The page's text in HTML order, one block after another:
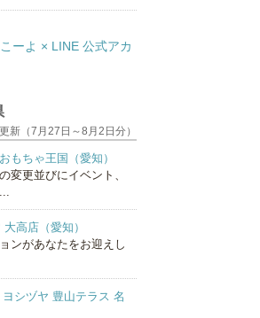
新（7月27日～8月2日分）
もちゃ王国（愛知）
変更並びにイベント、
高店（愛知）
ンがあなたをお迎えし
シヅヤ 豊山テラス 名